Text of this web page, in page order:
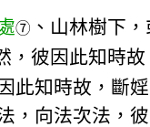
⑦ 、山林樹下
，彼因此知時
此知時故，斷
，向法次法，